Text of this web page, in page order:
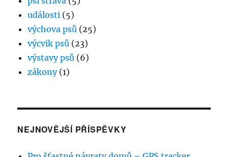
události (5)
výchova psů (25)
výcvik psů (23)
výstavy psů (6)
zákony(1)
NEJNOVĚJŠÍ PŘÍSPĚVKY